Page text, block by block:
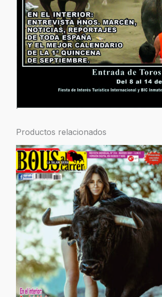
Productos relacionados